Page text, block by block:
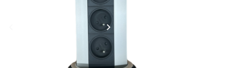
Następny
keyboard_arrow_right